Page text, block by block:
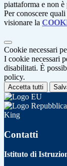
piattaforma e non
Per conoscere
visionare la
Cookie necessari
I cookie necessari
disabilitati. È
policy.
Accetta tutti
King
Contatti
Istituto di